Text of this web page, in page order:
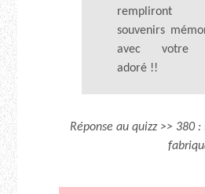
souvenirs
avec votre
adoré !!
Réponse au quizz >> 380